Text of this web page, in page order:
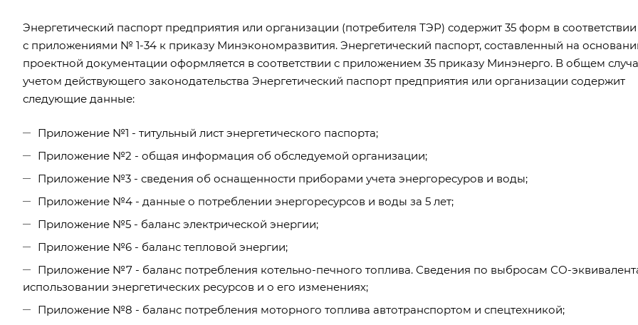
Энергетический паспорт предприятия или организации (потребителя ТЭР) содержит 35 форм в соответствии
с приложениями № 1-34 к приказу Минэкономразвития. Энергетический паспорт, составленный на
проектной документации оформляется в соответствии с приложением 35 приказу Минэнерго. В общем
учетом действующего законодательства Энергетический паспорт предприятия или организации содержит
следующие данные:
Приложение №1 - титульный лист энергетического паспорта;
Приложение №2 - общая информация об обследуемой организации;
Приложение №3 - сведения об оснащенности приборами учета энергоресуров и воды;
Приложение №4 - данные о потреблении энергоресурсов и воды за 5 лет;
Приложение №5 - баланс электрической энергии;
Приложение №6 - баланс тепловой энергии;
Приложение №7 - баланс потребления котельно-печного топлива. Сведения по выбросам СО-
использовании энергетических ресурсов и о его изменениях;
Приложение №8 - баланс потребления моторного топлива автотранспортом и спецтехникой;